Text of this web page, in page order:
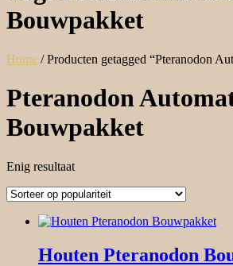
Bouwpakket
Home / Producten getagged “Pteranodon
Pteranodon
Bouwpakket
Enig resultaat
Houten Pteranodon